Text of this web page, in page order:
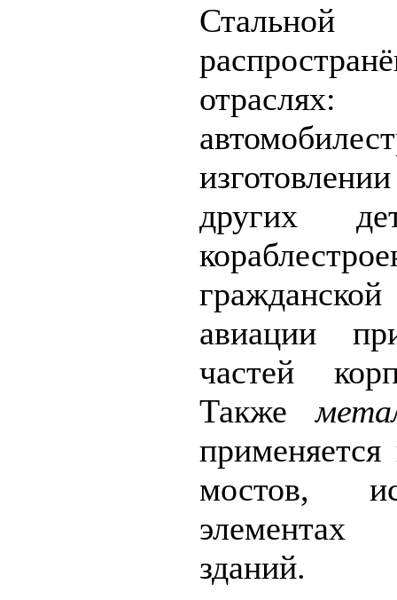
Стальной
других
авиации
частей
Также
применяется
мостов,
зданий.